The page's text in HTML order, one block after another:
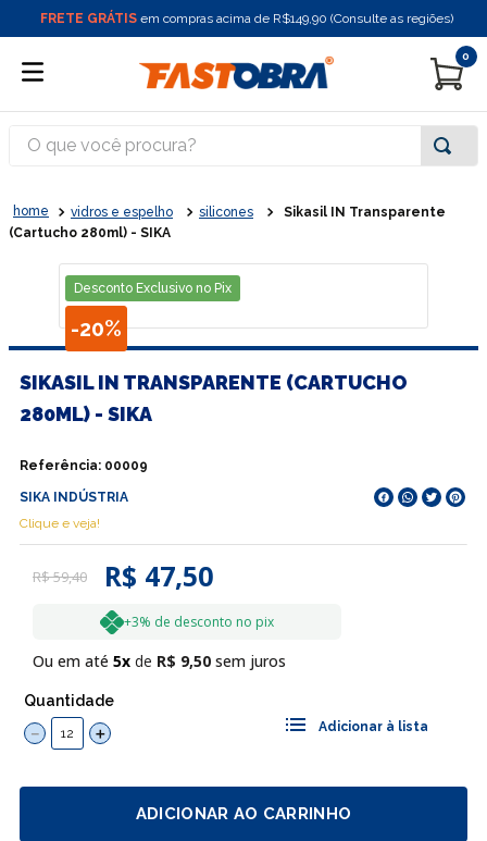
FRETE GRÁTIS em compras acima de R$149,90 (Consulte as regiões)
0
O que você procura?
vidros e espelho silicones
Sikasil IN Transparente
(Cartucho 280ml) - SIKA
Desconto Exclusivo no Pix
-20%
SIKASIL IN TRANSPARENTE (CARTUCHO
280ML) - SIKA
Referência: 00009
SIKA INDÚSTRIA
Clique e veja!
R$59,40 R$ 47,50
+3% de desconto no pix
Ou em até 5 R$ 9,50 sem juros
Quantidade
＋
－
ADICIONAR AO CARRINHO